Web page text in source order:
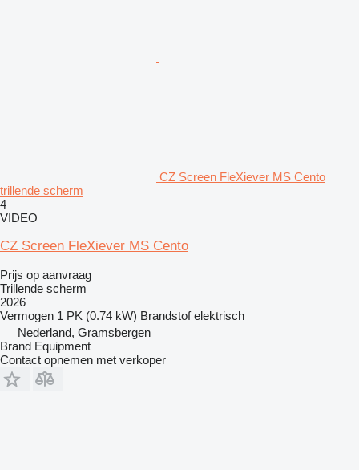
CZ Screen FleXiever MS Cento
trillende scherm
4
VIDEO
CZ Screen FleXiever MS Cento
Prijs op aanvraag
Trillende scherm
2026
Vermogen 1 PK (0.74 kW) Brandstof elektrisch
Nederland, Gramsbergen
Brand Equipment
Contact opnemen met verkoper